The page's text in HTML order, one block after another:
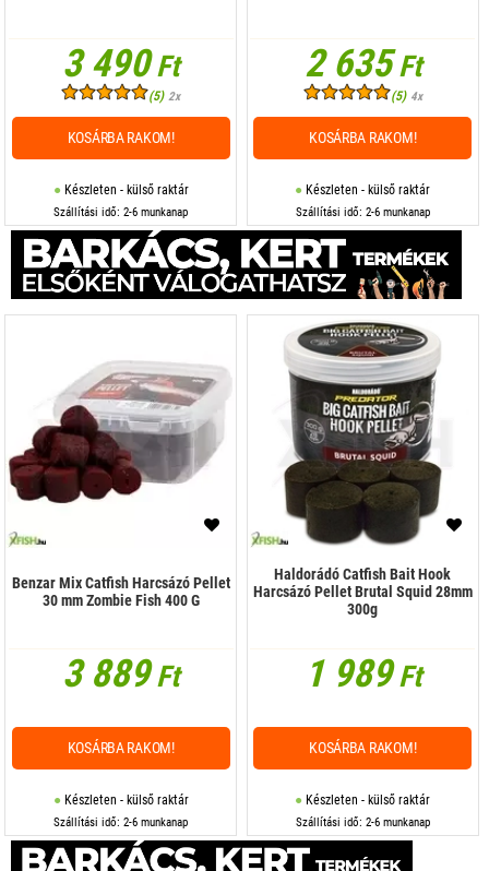
3 490Ft
(5) 2x
Készleten - külső raktár
Szállítási idő: 2-6 munkanap
KOSÁRBA RAKOM!
2 635Ft
(5) 4x
Készleten - külső raktár
Szállítási idő: 2-6 munkanap
KOSÁRBA RAKOM!
Benzar Mix Catfish Harcsázó Pellet
30 mm Zombie Fish 400 G
3 889Ft
Készleten - külső raktár
Szállítási idő: 2-6 munkanap
KOSÁRBA RAKOM!
Haldorádó Catfish Bait Hook
Harcsázó Pellet Brutal Squid 28mm
300g
1 989Ft
Készleten - külső raktár
Szállítási idő: 2-6 munkanap
KOSÁRBA RAKOM!